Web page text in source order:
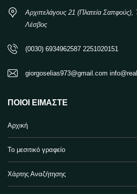
Αρχιπελάγους 21 (Πλατεία
Λέσβος
(0030) 6934962587 2251020151
giorgoselias973@gmail.com
ΠΟΙΟΙ ΕΊΜΑΣΤΕ
Αρχική
Το μεσιτικό γραφείο
Χάρτης Αναζήτησης